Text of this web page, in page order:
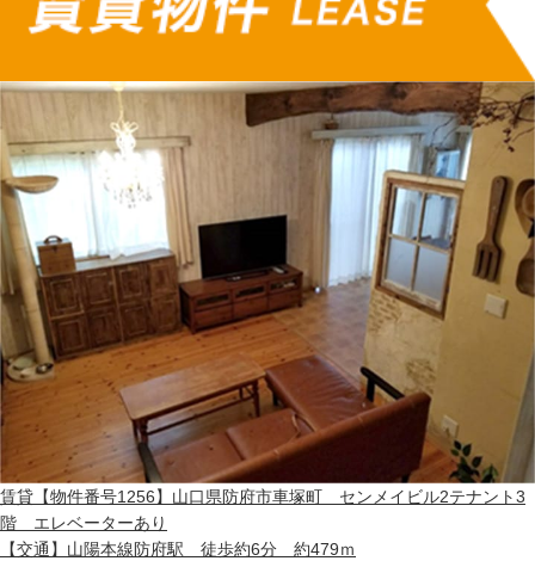
賃貸 【物件番号1256】山口県防府市車塚町 センメイビル2テナント3
階 エレベーターあり
【交通】 山陽本線防府駅 徒歩約6分 約479ｍ